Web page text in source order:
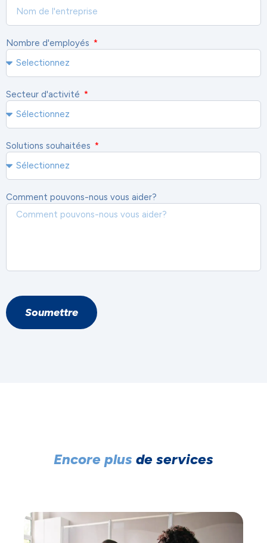
Nombre d'employés
Secteur d'activité
Solutions souhaitées
Comment pouvons-nous vous aider?
Soumettre
Encore plus de services